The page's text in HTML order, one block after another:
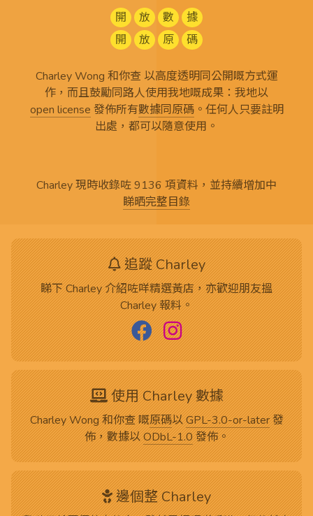
開 放 數
據
開
放 原 碼
Charley Wong 和你查 以高度透明同公開嘅方式運
作，而且鼓勵同路人使用我地嘅成果：我地以
open license 發佈所有數據同原碼。任何人只要註明
出處，都可以隨意使用。
Charley 現時收錄咗 9136 項資料，並持續增加中
睇晒完整目錄
追蹤 Charley
睇下 Charley 介紹咗咩精選黃店，亦歡迎朋友搵
Charley 報料。
使用 Charley 數據
Charley Wong 和你查 嘅原碼以GPL-3.0-or-later發
佈，數據以ODbL-1.0發佈。
邊個整 Charley